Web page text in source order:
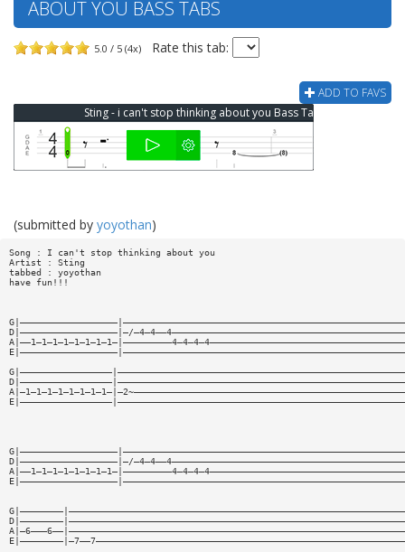
ABOUT YOU BASS TABS
5.0 / 5 (4x) Rate this tab:
ADD TO FAVS
Sting - i can't stop thinking about you Bass Tab
(submitted by yoyothan)
Song : I can't stop thinking about you
Artist : Sting
tabbed : yoyothan
have fun!!!
D|——————————————————|—/
D|——————————————————|—/